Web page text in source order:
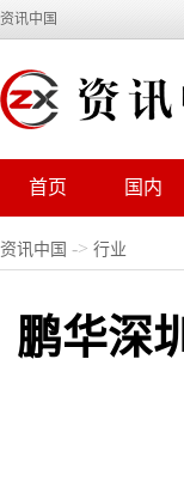
资讯中国
首页 国内
资讯中国 -> 行业
鹏华深